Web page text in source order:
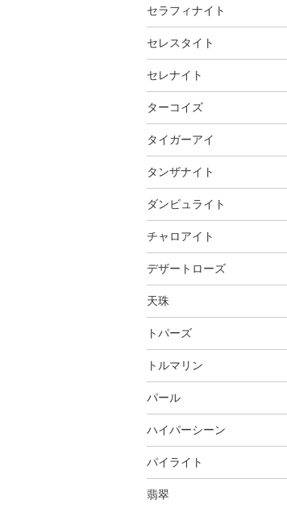
セラフィナイト
セレスタイト
セレナイト
ターコイズ
タイガーアイ
タンザナイト
ダンビュライト
チャロアイト
デザートローズ
天珠
トパーズ
トルマリン
パール
ハイパーシーン
パイライト
翡翠